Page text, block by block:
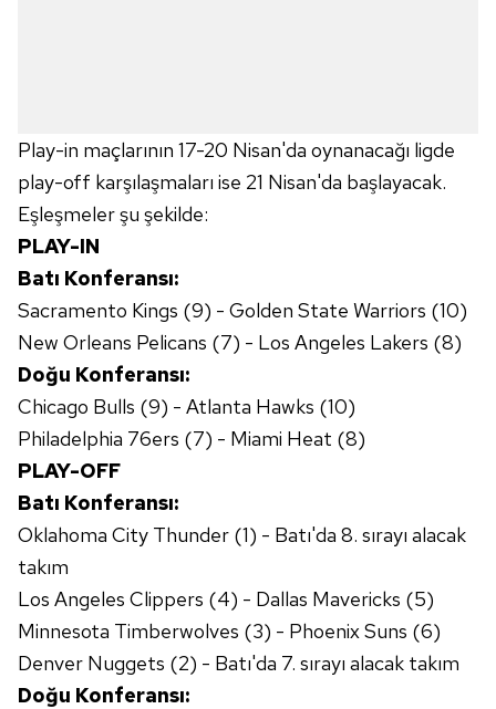
6698 sayılı Kişisel Verilerin Korunması Kanunu uyarınca
hazırlanmış Aydınlatma Metnimizi okumak ve sitemizde
ilgili mevzuata uygun olarak kullanılan çerezlerle ilgili bilgi
Play-in maçlarının 17-20 Nisan'da oynanacağı ligde
play-off karşılaşmaları ise 21 Nisan'da başlayacak.
Eşleşmeler şu şekilde:
PLAY-IN
Batı Konferansı:
Sacramento Kings (9) - Golden State Warriors (10)
New Orleans Pelicans (7) - Los Angeles Lakers (8)
Doğu Konferansı:
Chicago Bulls (9) - Atlanta Hawks (10)
Philadelphia 76ers (7) - Miami Heat (8)
PLAY-OFF
Batı Konferansı:
Oklahoma City Thunder (1) - Batı'da 8. sırayı alacak
takım
Los Angeles Clippers (4) - Dallas Mavericks (5)
Minnesota Timberwolves (3) - Phoenix Suns (6)
Denver Nuggets (2) - Batı'da 7. sırayı alacak takım
Doğu Konferansı: